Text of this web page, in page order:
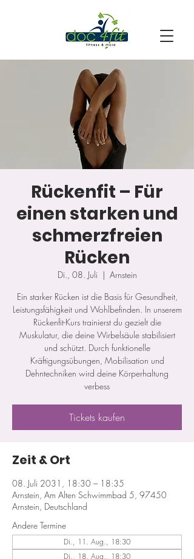
Rückenfit – Für
einen starken und
schmerzfreien
Rücken
Di., 08. Juli
  |
Arnstein
Ein starker Rücken ist die Basis für Gesundheit,
Leistungsfähigkeit und Wohlbefinden. In unserem
Rückenfit-Kurs trainierst du gezielt die
Muskulatur, die deine Wirbelsäule stabilisiert
und schützt. Durch funktionelle
Kräftigungsübungen, Mobilisation und
Dehntechniken wird deine Körperhaltung
verbess
Tickets kaufen
Zeit & Ort
08. Juli 2031, 18:30 – 18:35
Arnstein, Am Alten Schwimmbad 5, 97450
Arnstein, Deutschland
Andere Termine
Di., 11. Aug., 18:30
Di., 18. Aug., 18:30